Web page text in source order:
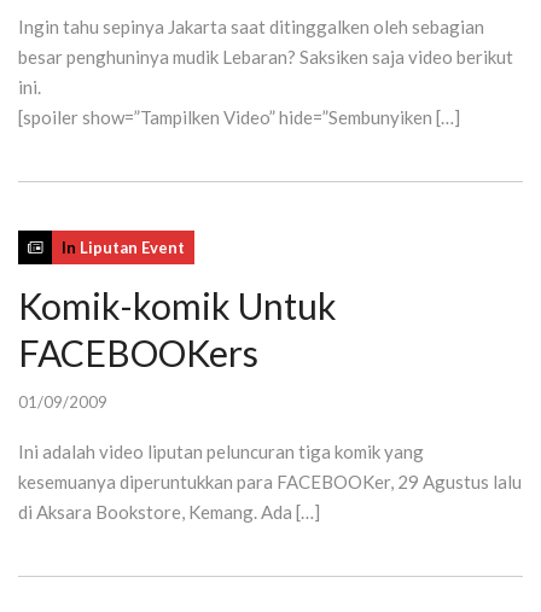
Ingin tahu sepinya Jakarta saat ditinggalken oleh sebagian
besar penghuninya mudik Lebaran? Saksiken saja video berikut
ini.
[spoiler show=”Tampilken Video” hide=”Sembunyiken […]
In Liputan Event
Komik-komik Untuk
FACEBOOKers
01/09/2009
Ini adalah video liputan peluncuran tiga komik yang
kesemuanya diperuntukkan para FACEBOOKer, 29 Agustus lalu
di Aksara Bookstore, Kemang. Ada […]